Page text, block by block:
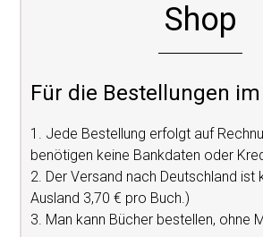
Shop
Für die Bestellungen
1. Jede Bestellung erfolgt auf
benötigen keine Bankdaten oder
2. Der Versand nach Deutschland ist
Ausland 3,70 € pro Buch.)
3. Man kann Bücher bestellen, ohne